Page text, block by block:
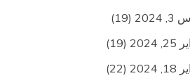
(19)
(19)
(22)